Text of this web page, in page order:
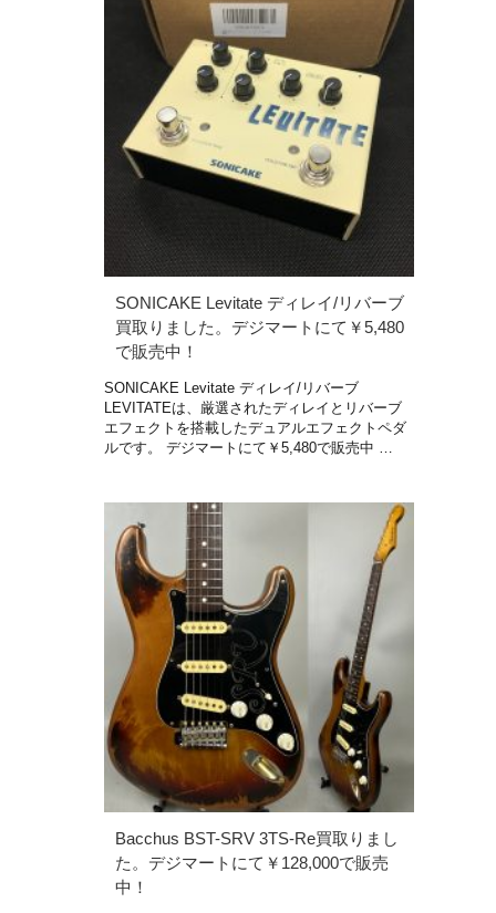
SONICAKE Levitate ディレイ/リバーブ
買取りました。デジマートにて￥5,480
で販売中！
SONICAKE Levitate ディレイ/リバーブ
LEVITATEは、厳選されたディレイとリバーブ
エフェクトを搭載したデュアルエフェクトペダ
ルです。 デジマートにて￥5,480で販売中 …
Bacchus BST-SRV 3TS-Re買取りまし
た。デジマートにて￥128,000で販売
中！